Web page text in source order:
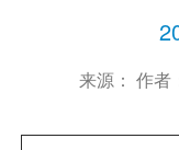
来源： 作者